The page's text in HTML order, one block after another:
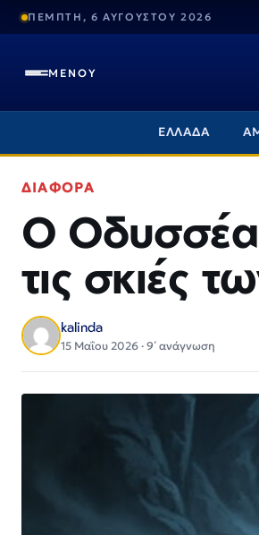
ΠΕΜΠΤΗ, 6 ΑΥΓΟΥΣΤΟΥ 2026
ΜΕΝΟΥ
ΕΛΛΑΔΑ
ΔΙΑΦΟΡΑ
Ο
τις σκιές
kalinda
15 Μαΐου 2026 · 9΄ ανάγνωση